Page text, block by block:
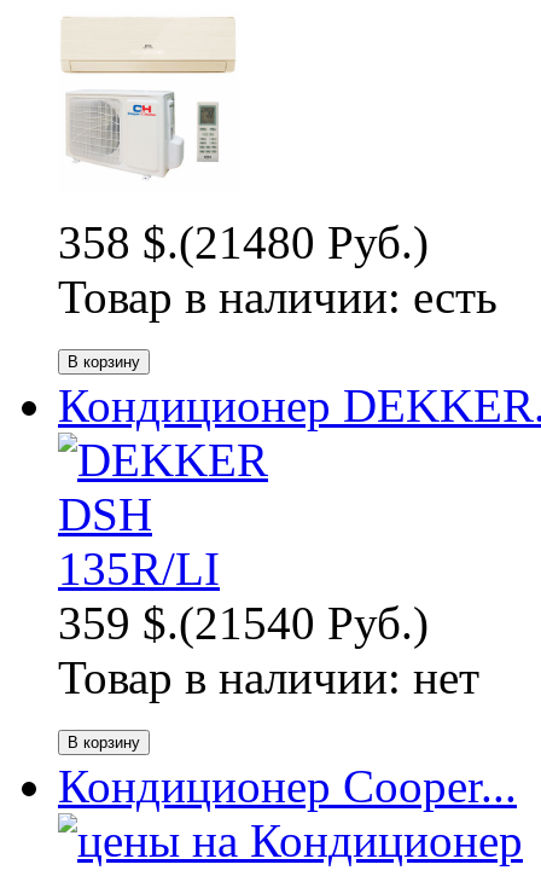
358 $.(21480 Руб.)
Товар в наличии: есть
Кондиционер
359 $.(21540 Руб.)
Товар в наличии: нет
Кондиционер Cooper...